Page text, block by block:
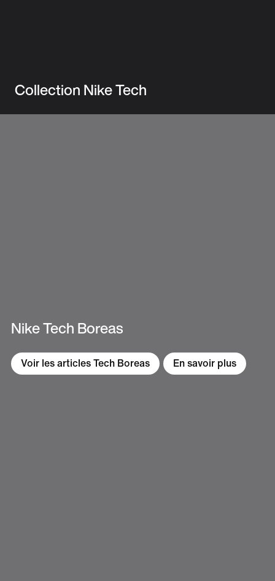
Collection Nike Tech
Nike Tech Boreas
Voir les articles Tech Boreas En savoir plus